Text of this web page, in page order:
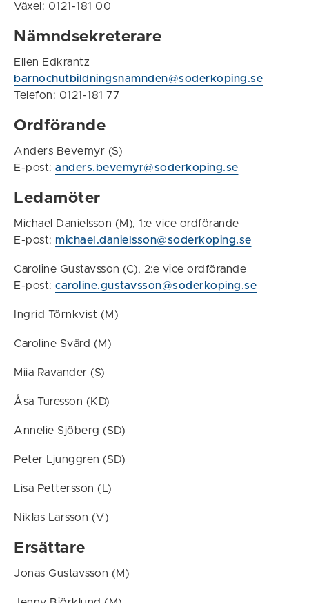
Växel: 0121-181 00
Nämndsekreterare
Ellen Edkrantz
barnochutbildningsnamnden@soderkoping.se
Telefon: 0121-181 77
Ordförande
Anders Bevemyr (S)
E-post: anders.bevemyr@soderkoping.se
Ledamöter
Michael Danielsson (M), 1:e vice ordförande
E-post: michael.danielsson@soderkoping.se
Caroline Gustavsson (C), 2:e vice ordförande
E-post: caroline.gustavsson@soderkoping.se
Ingrid Törnkvist (M)
Caroline Svärd (M)
Miia Ravander (S)
Åsa Turesson (KD)
Annelie Sjöberg (SD)
Peter Ljunggren (SD)
Lisa Pettersson (L)
Niklas Larsson (V)
Ersättare
Jonas Gustavsson (M)